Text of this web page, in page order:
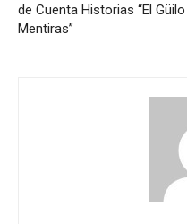
de Cuenta Historias “El Güilo
Mentiras”